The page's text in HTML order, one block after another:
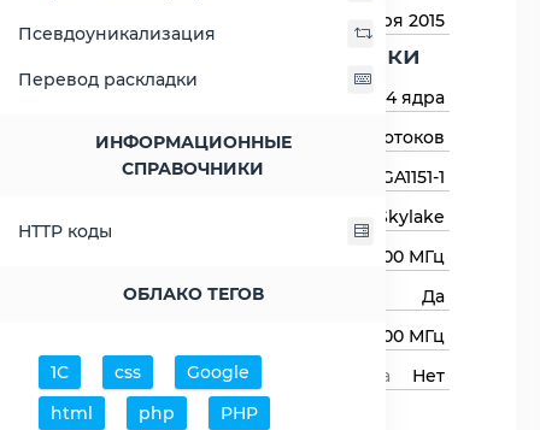
Псевдоуникализация
Перевод раскладки
ИНФОРМАЦИОННЫЕ
СПРАВОЧНИКИ
HTTP коды
ОБЛАКО ТЕГОВ
1С css
Google
html
php
PHP
19 октября 2015
Основные харктеристики
4 ядра
Количество потоков
8 потоков
Сокет (разъём)
LGA1151-1
Skylake
3600 МГц
Авторазгон
Да
4000 МГц
Свободный множитель процессора
Нет
Процессор